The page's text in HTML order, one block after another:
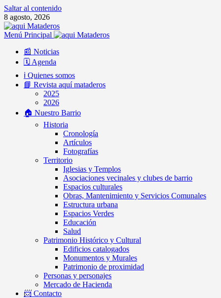
Saltar al contenido
8 agosto, 2026
Menú Principal
📰 Noticias
🗓️ Agenda
ℹ️ Quienes somos
📘 Revista aquí mataderos
2025
2026
🏠 Nuestro Barrio
Historia
Cronología
Artículos
Fotografías
Territorio
Iglesias y Templos
Asociaciones vecinales y clubes de barrio
Espacios culturales
Obras, Mantenimiento y Servicios Comunales
Estructura urbana
Espacios Verdes
Educación
Salud
Patrimonio Histórico y Cultural
Edificios catalogados
Monumentos y Murales
Patrimonio de proximidad
Personas y personajes
Mercado de Hacienda
📨 Contacto